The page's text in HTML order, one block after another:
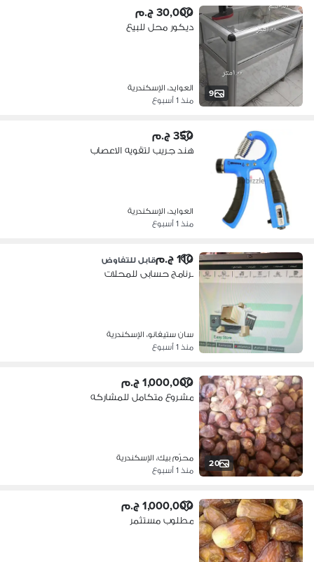
9
30,000 ج.م
ديكور محل للبيع
العوايد، الإسكندرية
منذ 1 أسبوع
350 ج.م
هند جريب لتقويه الاعصاب
العوايد، الإسكندرية
منذ 1 أسبوع
110 ج.م قابل للتفاوض
برنامج حسابى للمحلات
سان ستيفانو، الإسكندرية
منذ 1 أسبوع
20
1,000,000 ج.م
مشروع متكامل للمشاركه
محرّم بيك، الإسكندرية
منذ 1 أسبوع
1,000,000 ج.م
مطلوب مستثمر